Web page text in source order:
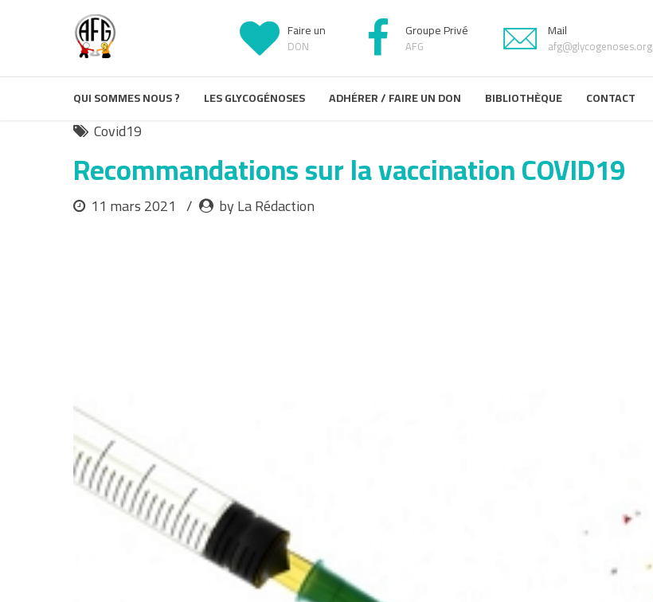
Faire un
DON
Groupe Privé
AFG
Mail
afg@glycogenoses.org
QUI SOMMES NOUS ? LES GLYCOGÉNOSES ADHÉRER / FAIRE UN DON BIBLIOTHÈQUE CONTACT
Covid19
Recommandations sur la vaccination COVID19
11 mars 2021 by La Rédaction